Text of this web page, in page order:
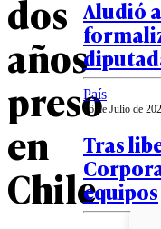
dos
años
preso
en
Chile
Aludió
País
16 de Julio de
Tras
equipos